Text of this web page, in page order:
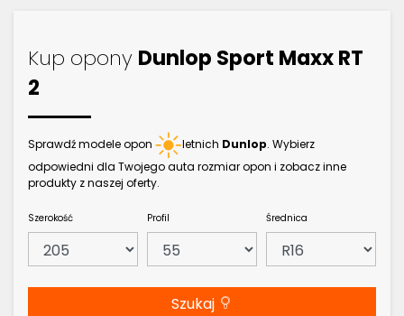
Kup opony Dunlop Sport Maxx RT
2
Sprawdź modele opon letnich Dunlop. Wybierz
odpowiedni dla Twojego auta rozmiar opon i zobacz inne
produkty z naszej oferty.
Szerokość Profil Średnica
Szukaj